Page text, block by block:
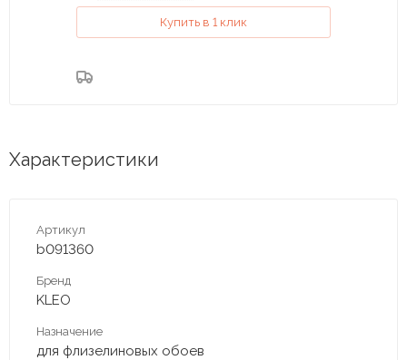
Купить в 1 клик
Характеристики
Артикул
b091360
Бренд
KLEO
Назначение
для флизелиновых обоев